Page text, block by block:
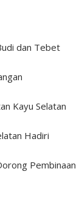
dan Tebet
Kayu Selatan
Hadiri
Pembinaan